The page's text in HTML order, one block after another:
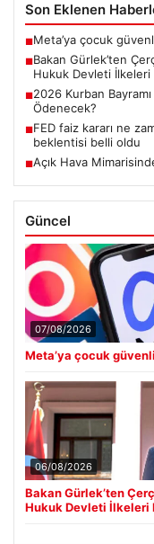
Son Eklenen
■Meta’ya çocuk
■Bakan Gürlek’ten
Hukuk Devleti
■2026 Kurban
Ödenecek?
■FED faiz kararı ne
beklentisi belli oldu
■Açık Hava
Güncel
07/08/2026
Meta’ya çocuk
06/08/2026
Bakan Gürlek’ten
Hukuk Devleti İlkeleri